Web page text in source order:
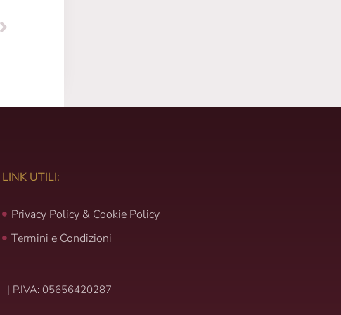
LINK UTILI:
Privacy Policy & Cookie Policy
Termini e Condizioni
| P.IVA: 05656420287